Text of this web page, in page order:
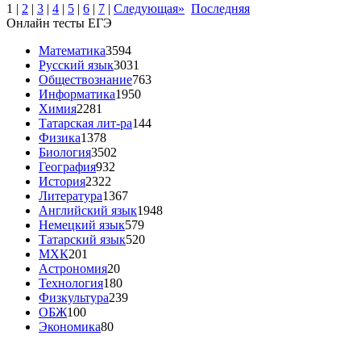
1 | 2 | 3 | 4 | 5 | 6 | 7 | Следующая» Последняя
Онлайн тесты ЕГЭ
Математика3594
Русский язык3031
Обществознание763
Информатика1950
Химия2281
Татарская лит-ра144
Физика1378
Биология3502
География932
История2322
Литература1367
Английский язык1948
Немецкий язык579
Татарский язык520
МХК201
Астрономия20
Технология180
Физкультура239
ОБЖ100
Экономика80